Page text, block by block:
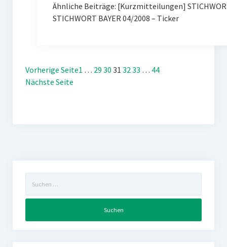
Ähnliche Beiträge: [Kurzmitteilungen]
STICHWORT BAYER 04/2008 – Ticker
Vorherige Seite1 … 29 30 31 3233 … 44
Nächste Seite
nach: